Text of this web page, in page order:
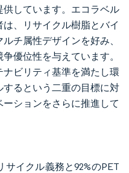
しています。エコラベル
、リサイクル樹脂とバイ
チ属性デザインを好み、
優位性を与えています。
ビリティ基準を満たし環
るという二重の目標に対
ションをさらに推進して
サイクル義務と92%のPET